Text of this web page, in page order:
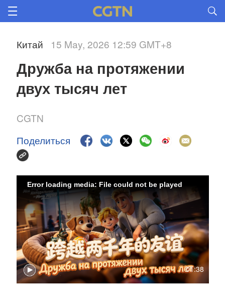
Китай 15 May, 2026 12:59 GMT+8
Дружба на протяжении
двух тысяч лет
CGTN
Поделиться
01:38
Error loading media: File could not be played